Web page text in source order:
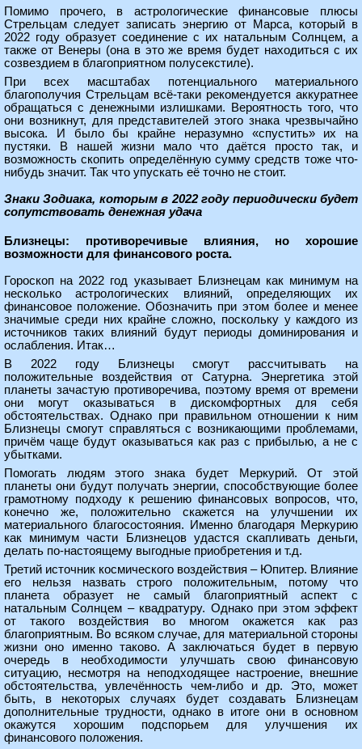
Помимо прочего, в астрологические финансовые плюсы
Стрельцам следует записать энергию от Марса, который в
2022 году образует соединение с их натальным Солнцем, а
также от Венеры (она в это же время будет находиться с их
созвездием в благоприятном полусекстиле).
При всех масштабах потенциального материального
благополучия Стрельцам всё-таки рекомендуется аккуратнее
обращаться с денежными излишками. Вероятность того, что
они возникнут, для представителей этого знака чрезвычайно
высока. И было бы крайне неразумно «спустить» их на
пустяки. В нашей жизни мало что даётся просто так, и
возможность скопить определённую сумму средств тоже что-
нибудь значит. Так что упускать её точно не стоит.
Знаки Зодиака, которым в 2022 году периодически будет
сопутствовать денежная удача
Близнецы: противоречивые влияния, но хорошие
возможности для финансового роста.
Гороскоп на 2022 год указывает Близнецам как минимум на
несколько астрологических влияний, определяющих их
финансовое положение. Обозначить при этом более и менее
значимые среди них крайне сложно, поскольку у каждого из
источников таких влияний будут периоды доминирования и
ослабления. Итак…
В 2022 году Близнецы смогут рассчитывать на
положительные воздействия от Сатурна. Энергетика этой
планеты зачастую противоречива, поэтому время от времени
они могут оказываться в дискомфортных для себя
обстоятельствах. Однако при правильном отношении к ним
Близнецы смогут справляться с возникающими проблемами,
причём чаще будут оказываться как раз с прибылью, а не с
убытками.
Помогать людям этого знака будет Меркурий. От этой
планеты они будут получать энергии, способствующие более
грамотному подходу к решению финансовых вопросов, что,
конечно же, положительно скажется на улучшении их
материального благосостояния. Именно благодаря Меркурию
как минимум части Близнецов удастся скапливать деньги,
делать по-настоящему выгодные приобретения и т.д.
Третий источник космического воздействия – Юпитер. Влияние
его нельзя назвать строго положительным, потому что
планета образует не самый благоприятный аспект с
натальным Солнцем – квадратуру. Однако при этом эффект
от такого воздействия во многом окажется как раз
благоприятным. Во всяком случае, для материальной стороны
жизни оно именно таково. А заключаться будет в первую
очередь в необходимости улучшать свою финансовую
ситуацию, несмотря на неподходящее настроение, внешние
обстоятельства, увлечённость чем-либо и др. Это, может
быть, в некоторых случаях будет создавать Близнецам
дополнительные трудности, однако в итоге они в основном
окажутся хорошим подспорьем для улучшения их
финансового положения.